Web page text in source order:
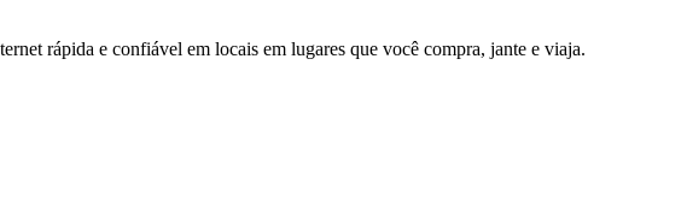
rápida e confiável em locais em lugares que você compra, jante e viaja.